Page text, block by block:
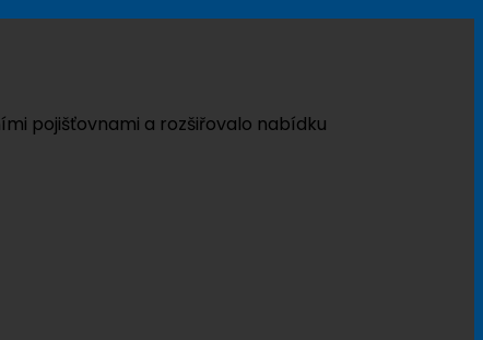
pojišťovnami a rozšiřovalo nabídku